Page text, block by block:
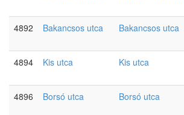
4892
Bakancsos utca Bakancsos utca
4894
Kis utca Kis utca
4896
Borsó utca Borsó utca